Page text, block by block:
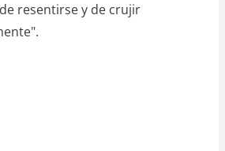
resentirse y de crujir